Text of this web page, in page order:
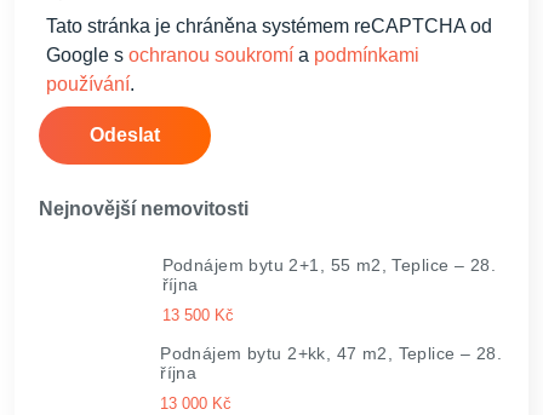
Tato stránka je chráněna systémem reCAPTCHA od
Google s ochranou soukromí a podmínkami
používání.
Odeslat
Nejnovější nemovitosti
Podnájem bytu 2+1, 55 m2, Teplice – 28.
října
13 500 Kč
Podnájem bytu 2+kk, 47 m2, Teplice – 28.
října
13 000 Kč